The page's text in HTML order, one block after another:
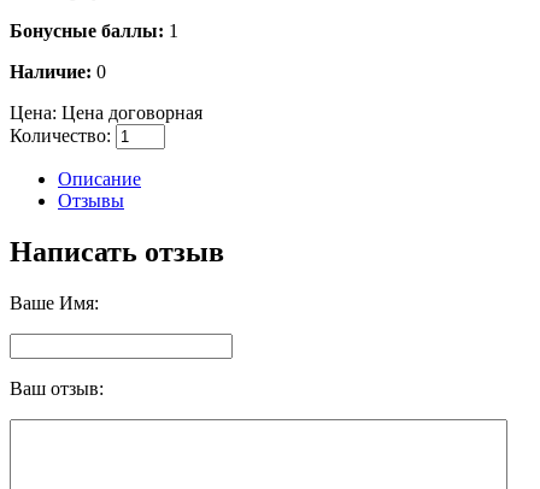
Бонусные баллы: 1
Наличие: 0
Цена: Цена договорная
Количество:
Описание
Отзывы
Написать отзыв
Ваше Имя:
Ваш отзыв: